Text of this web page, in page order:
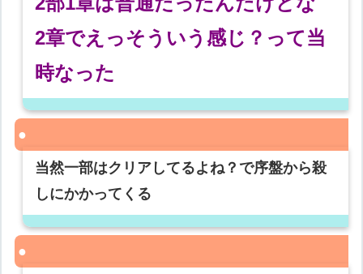
2章でえっそういう感じ？って当
時なった
当然一部はクリアしてるよね？で序盤から殺
しにかかってくる